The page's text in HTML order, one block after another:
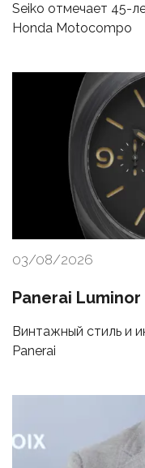
Seiko отмечает 45-
Honda Motocompo
03/08/2026
Panerai
Винтажный стиль и
Panerai